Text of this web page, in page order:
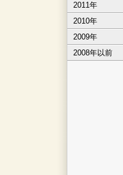
2011年
2010年
2009年
2008年以前